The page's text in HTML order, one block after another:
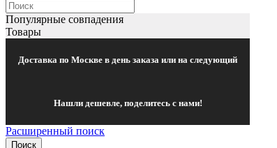
Популярные совпадения
Товары
Доставка по Москве в день заказа или на следующий
Нашли дешевле, поделитесь с нами!
Расширенный поиск
Поиск